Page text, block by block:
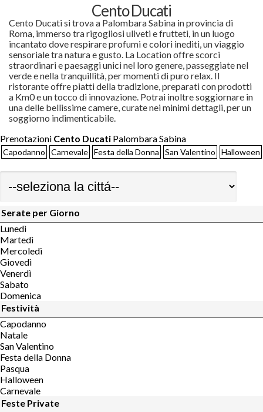
Cento Ducati
Cento Ducati si trova a Palombara Sabina in provincia di
Roma, immerso tra rigogliosi uliveti e frutteti, in un luogo
incantato dove respirare profumi e colori inediti, un viaggio
sensoriale tra natura e gusto. La Location offre scorci
straordinari e paesaggi unici nel loro genere, passeggiate nel
verde e nella tranquillità, per momenti di puro relax. Il
ristorante offre piatti della tradizione, preparati con prodotti
a Km0 e un tocco di innovazione. Potrai inoltre soggiornare in
una delle bellissime camere, curate nei minimi dettagli, per un
soggiorno indimenticabile.
Prenotazioni Cento Ducati Palombara Sabina
Capodanno Carnevale Festa della Donna San Valentino Halloween
Serate per Giorno
Lunedì
Martedì
Mercoledì
Giovedì
Venerdì
Sabato
Domenica
Festività
Capodanno
Natale
San Valentino
Festa della Donna
Pasqua
Halloween
Carnevale
Feste Private